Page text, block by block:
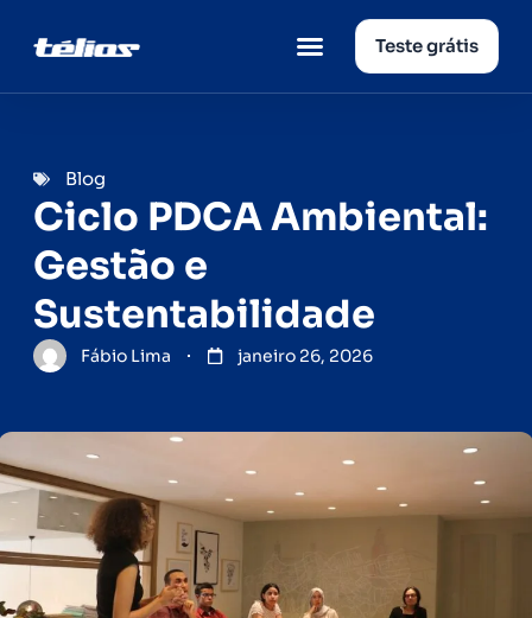
Teste grátis
Blog
Ciclo PDCA Ambiental:
Gestão e
Sustentabilidade
Fábio Lima janeiro 26, 2026